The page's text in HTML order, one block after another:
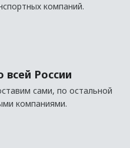
компаний.
России
сами, по остальной
компаниями.